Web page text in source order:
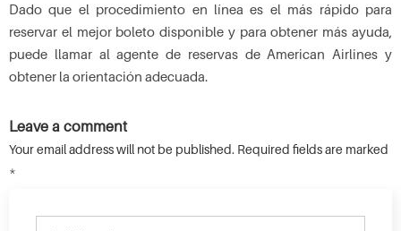
Dado que el procedimiento en línea es el más rápido para
reservar el mejor boleto disponible y para obtener más ayuda,
puede llamar al agente de reservas de American Airlines y
obtener la orientación adecuada.
Leave a comment
Your email address will not be published. Required fields are marked
*